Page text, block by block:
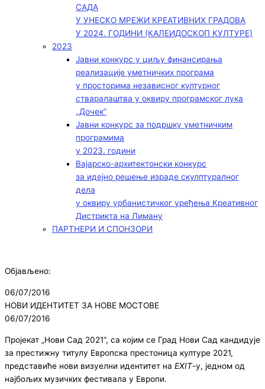
САДА
У УНЕСКО МРЕЖИ КРЕАТИВНИХ ГРАДОВА
У 2024. ГОДИНИ (КАЛЕИДОСКОП КУЛТУРЕ)
2023
Јавни конкурс у циљу финансирања
реализације уметничких програма
у просторима независног културног
стваралаштва у оквиру програмског лука
„Дочек”
Јавни конкурс за подршку уметничким
програмима
у 2023. години
Вајарско-архитектонски конкурс
за идејно решење израде скулптуралног
дела
у оквиру урбанистичког уређења Креативног
Дистрикта на Лиману
ПАРТНЕРИ И СПОНЗОРИ
Објављено:
06/07/2016
НОВИ ИДЕНТИТЕТ ЗА НОВЕ МОСТОВЕ
06/07/2016
Пројекат „Нови Сад 2021“, са којим се Град Нови Сад кандидује
за престижну титулу Европска престоница културе 2021,
представиће нови визуелни идентитет на EXIT-у, једном од
најбољих музичких фестивала у Европи.